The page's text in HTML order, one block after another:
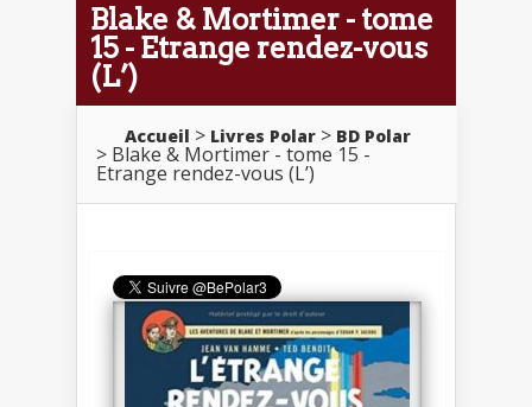
Blake & Mortimer - tome
15 - Etrange rendez-vous
(L’)
Accueil Livres Polar BD Polar
Blake & Mortimer - tome 15 -
Etrange rendez-vous (L’)